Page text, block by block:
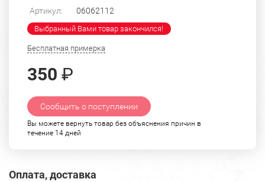
Артикул: 06062112
Выбранный Вами товар закончился!
Бесплатная примерка
350 ₽
Сообщить о поступлении
Вы можете вернуть товар без объяснения причин в
течение 14 дней
Оплата, доставка